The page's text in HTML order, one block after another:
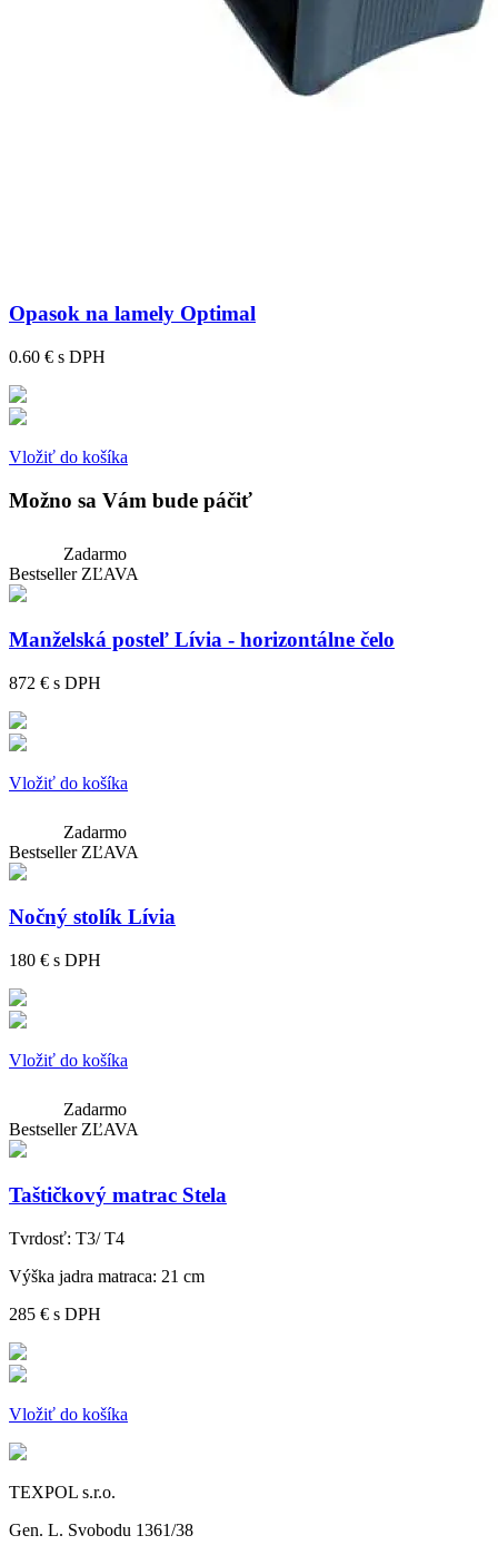
Opasok na lamely Optimal
0.60 € s DPH
Vložiť do košíka
Možno sa Vám bude páčiť
Zadarmo
Bestseller ZĽAVA
Manželská posteľ Lívia - horizontálne čelo
872 € s DPH
Vložiť do košíka
Zadarmo
Bestseller ZĽAVA
Nočný stolík Lívia
180 € s DPH
Vložiť do košíka
Zadarmo
Bestseller ZĽAVA
Taštičkový matrac Stela
Tvrdosť: T3/ T4
Výška jadra matraca: 21 cm
285 € s DPH
Vložiť do košíka
TEXPOL s.r.o.
Gen. L. Svobodu 1361/38